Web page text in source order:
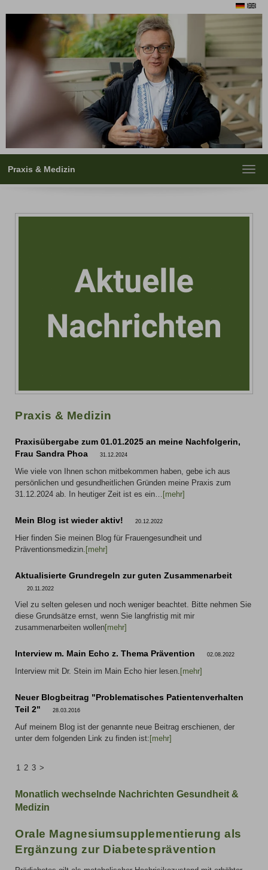
Praxis & Medizin
Praxis & Medizin
Praxisübergabe zum 01.01.2025 an meine Nachfolgerin,
Frau Sandra Phoa
31.12.2024
Wie viele von Ihnen schon mitbekommen haben, gebe ich aus
persönlichen und gesundheitlichen Gründen meine Praxis zum
31.12.2024 ab. In heutiger Zeit ist es ein…
[mehr]
Mein Blog ist wieder aktiv! 20.12.2022
Hier finden Sie meinen Blog für Frauengesundheit und
Präventionsmedizin. [mehr]
Aktualisierte Grundregeln zur guten Zusammenarbeit
20.11.2022
Viel zu selten gelesen und noch weniger beachtet. Bitte nehmen Sie
diese Grundsätze ernst, wenn Sie langfristig mit mir
zusammenarbeiten wollen[mehr]
Interview m. Main Echo z. Thema Prävention 02.08.2022
Interview mit Dr. Stein im Main Echo hier lesen. [mehr]
Neuer Blogbeitrag "Problematisches Patientenverhalten
Teil 2"
28.03.2016
Auf meinem Blog ist der genannte neue Beitrag erschienen, der
unter dem folgenden Link zu finden ist: [mehr]
1 2 3 >
Monatlich wechselnde Nachrichten Gesundheit &
Medizin
Orale Magnesiumsupplementierung als
Ergänzung zur Diabetesprävention